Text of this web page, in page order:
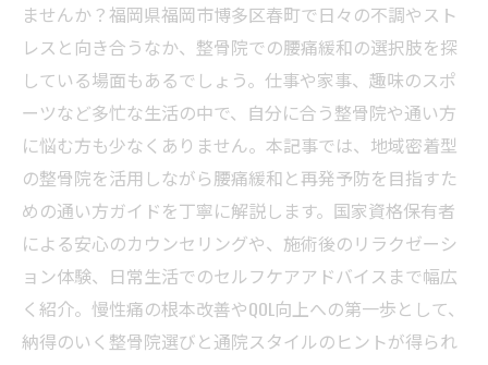
ませんか？福岡県福岡市博多区春町で日々の不調やスト
レスと向き合うなか、整骨院での腰痛緩和の選択肢を探
している場面もあるでしょう。仕事や家事、趣味のスポ
ーツなど多忙な生活の中で、自分に合う整骨院や通い方
に悩む方も少なくありません。本記事では、地域密着型
の整骨院を活用しながら腰痛緩和と再発予防を目指すた
めの通い方ガイドを丁寧に解説します。国家資格保有者
による安心のカウンセリングや、施術後のリラクゼーシ
ョン体験、日常生活でのセルフケアアドバイスまで幅広
く紹介。慢性痛の根本改善やQOL向上への第一歩として、
納得のいく整骨院選びと通院スタイルのヒントが得られ